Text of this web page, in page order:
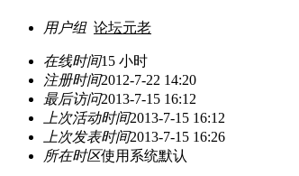
用户组 论坛元老
在线时间15 小时
注册时间2012-7-22 14:20
最后访问2013-7-15 16:12
上次活动时间2013-7-15 16:12
上次发表时间2013-7-15 16:26
所在时区使用系统默认